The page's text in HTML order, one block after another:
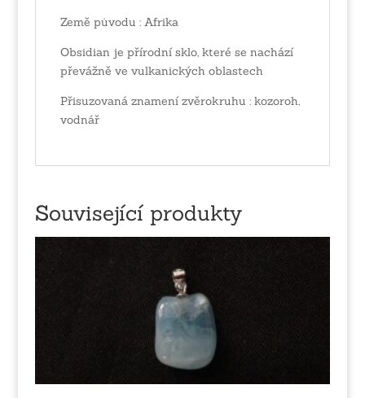
Země původu : Afrika
Obsidian je přírodní sklo, které se nachází
převážně ve vulkanických oblastech
Přisuzovaná znamení zvěrokruhu : kozoroh,
vodnář
Související produkty